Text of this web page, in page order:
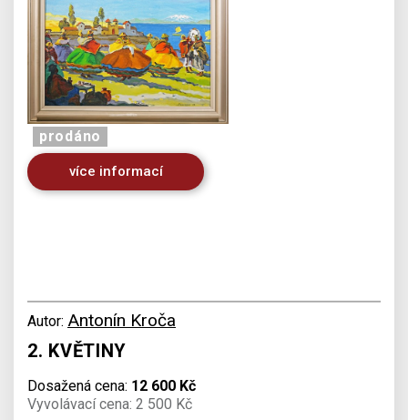
prodáno
více informací
Autor: Antonín Kroča
2. KVĚTINY
Dosažená cena: 12 600 Kč
Vyvolávací cena: 2 500 Kč